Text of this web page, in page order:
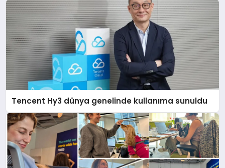
Tencent Hy3 dünya genelinde kullanıma sunuldu